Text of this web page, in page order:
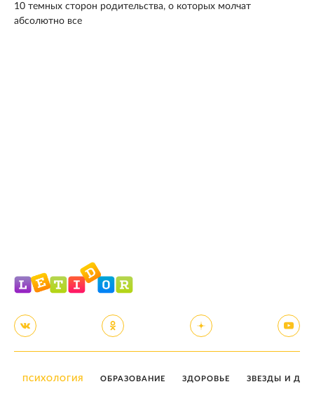
10 темных сторон родительства, о которых молчат
абсолютно все
ПСИХОЛОГИЯ ОБРАЗОВАНИЕ ЗДОРОВЬЕ ЗВЕЗДЫ И